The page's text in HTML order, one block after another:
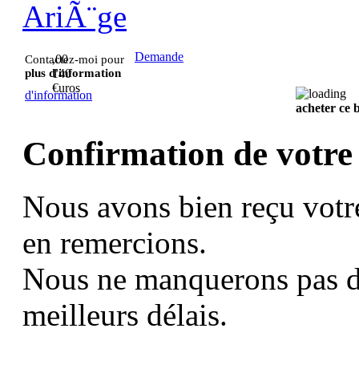
AriÃ¨ge
Contactez-moi pour
plus d'information
Demande
d'information
,00
140
€uros
acheter ce
Confirmation de votre
Nous avons bien reçu
en remercions.
Nous ne manquerons pas
meilleurs délais.